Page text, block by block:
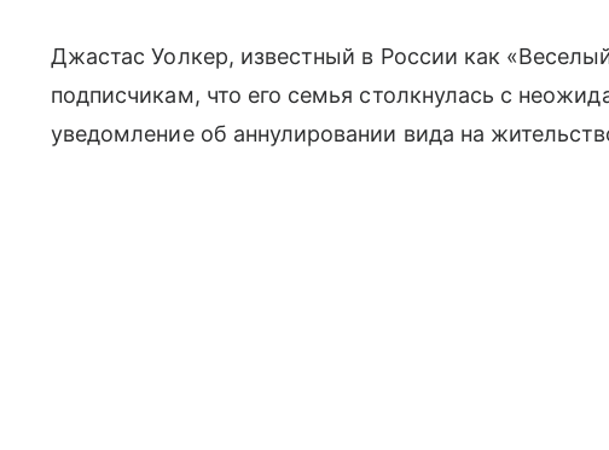
Джастас Уолкер, известный в России как
подписчикам, что его семья столкнулась с
уведомление об аннулировании вида на